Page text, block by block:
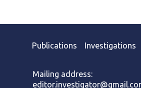
Publications Investigations
Mailing address: